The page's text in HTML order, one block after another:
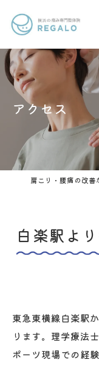
アクセス
白楽駅よ
東急東横線白楽駅
ります。理学療法
ポーツ現場での経